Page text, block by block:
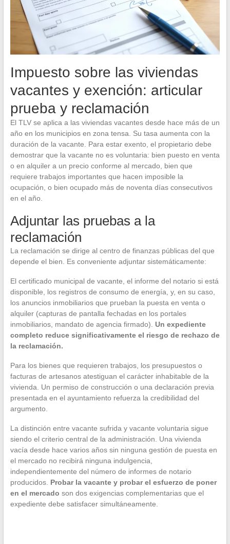
Impuesto sobre las viviendas
vacantes y exención: articular
prueba y reclamación
El TLV se aplica a las viviendas vacantes desde hace más de un
año en los municipios en zona tensa. Su tasa aumenta con la
duración de la vacante. Para estar exento, el propietario debe
demostrar que la vacante no es voluntaria: bien puesto en venta
o en alquiler a un precio conforme al mercado, bien que
requiere trabajos importantes que hacen imposible la
ocupación, o bien ocupado más de noventa días consecutivos
en el año.
Adjuntar las pruebas a la
reclamación
La reclamación se dirige al centro de finanzas públicas del que
depende el bien. Es conveniente adjuntar sistemáticamente:
El certificado municipal de vacante, el informe del notario si está
disponible, los registros de consumo de energía, y, en su caso,
los anuncios inmobiliarios que prueban la puesta en venta o
alquiler (capturas de pantalla fechadas en los portales
inmobiliarios, mandato de agencia firmado). Un expediente
completo reduce significativamente el riesgo de rechazo de
la reclamación.
Para los bienes que requieren trabajos, los presupuestos o
facturas de artesanos atestiguan el carácter inhabitable de la
vivienda. Un permiso de construcción o una declaración previa
presentada en el ayuntamiento refuerza la credibilidad del
argumento.
La distinción entre vacante sufrida y vacante voluntaria sigue
siendo el criterio central de la administración. Una vivienda
vacía desde hace varios años sin ninguna gestión de puesta en
el mercado no recibirá ninguna indulgencia,
independientemente del número de informes de notario
producidos. Probar la vacante y probar el esfuerzo de poner
en el mercado son dos exigencias complementarias que el
expediente debe satisfacer simultáneamente.